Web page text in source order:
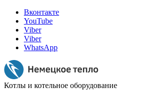
Вконтакте
YouTube
Viber
Viber
WhatsApp
Котлы и котельное оборудование